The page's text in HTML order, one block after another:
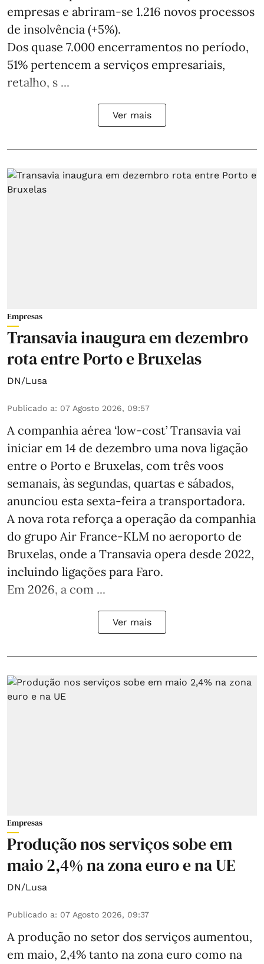
empresas e abriram‑se 1.216 novos processos
de insolvência (+5%).
Dos quase 7.000 encerramentos no período,
51% pertencem a serviços empresariais,
retalho, s ...
Ver mais
Empresas
Transavia inaugura em dezembro
rota entre Porto e Bruxelas
DN/Lusa
Publicado a: 07 Agosto 2026, 09:57
A companhia aérea ‘low-cost’ Transavia vai
iniciar em 14 de dezembro uma nova ligação
entre o Porto e Bruxelas, com três voos
semanais, às segundas, quartas e sábados,
anunciou esta sexta-feira a transportadora.
A nova rota reforça a operação da companhia
do grupo Air France-KLM no aeroporto de
Bruxelas, onde a Transavia opera desde 2022,
incluindo ligações para Faro.
Em 2026, a com ...
Ver mais
Empresas
Produção nos serviços sobe em
maio 2,4% na zona euro e na UE
DN/Lusa
Publicado a: 07 Agosto 2026, 09:37
A produção no setor dos serviços aumentou,
em maio, 2,4% tanto na zona euro como na